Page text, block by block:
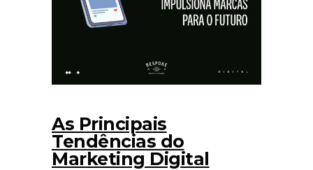
As Principais
Tendências do
Marketing Digital